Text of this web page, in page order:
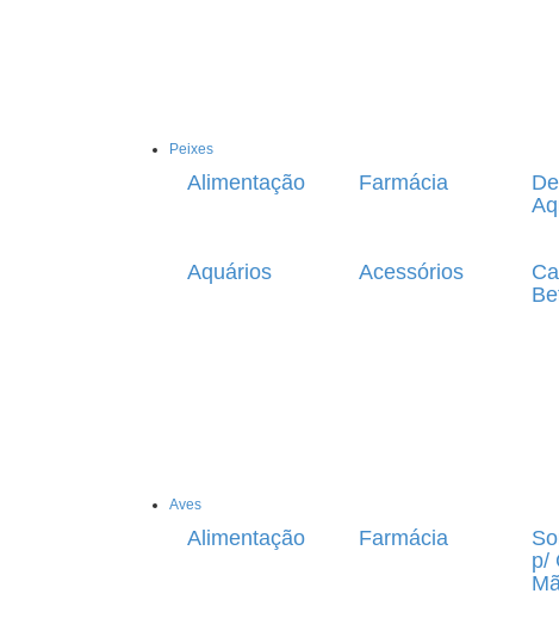
Peixes
Alimentação Farmácia
Aquários Acessórios
Aves
Alimentação Farmácia
p/